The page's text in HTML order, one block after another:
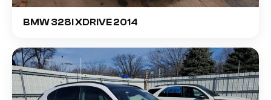
BMW 328I XDRIVE 2014